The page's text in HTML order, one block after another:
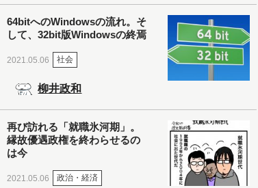
64bitへのWindowsの流れ。そ
して、32bit版Windowsの終焉
2021.05.06 社会
柳井政和
再び訪れる「就職氷河期」。
縁故優遇政権を終わらせるの
は今
2021.05.06 政治・経済